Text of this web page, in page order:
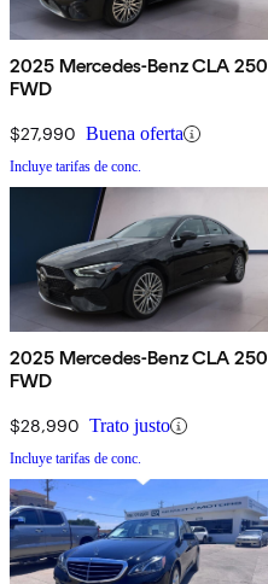
2025 Mercedes-Benz CLA 250
FWD
$27,990 Buena oferta
Incluye tarifas de conc.
2025 Mercedes-Benz CLA 250
FWD
$28,990 Trato justo
Incluye tarifas de conc.